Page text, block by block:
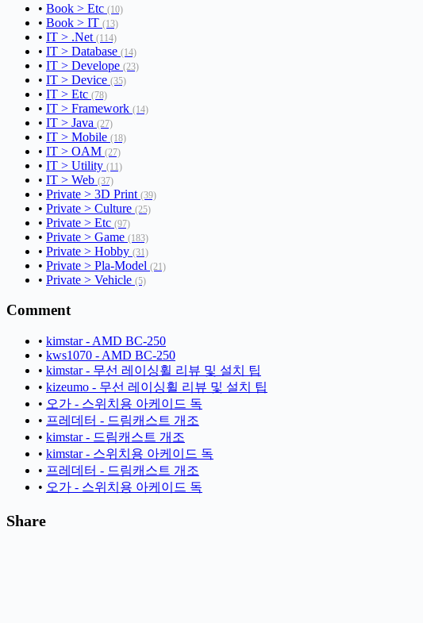
• Book > Etc (10)
• Book > IT (13)
• IT > .Net (114)
• IT > Database (14)
• IT > Develope (23)
• IT > Device (35)
• IT > Etc (78)
• IT > Framework (14)
• IT > Java (27)
• IT > Mobile (18)
• IT > OAM (27)
• IT > Utility (11)
• IT > Web (37)
• Private > 3D Print (39)
• Private > Culture (25)
• Private > Etc (97)
• Private > Game (183)
• Private > Hobby (31)
• Private > Pla-Model (21)
• Private > Vehicle (5)
Comment
• kimstar - AMD BC-250
• kws1070 - AMD BC-250
• kimstar - 무선 레이싱휠 리뷰 및 설치 팁
• kizeumo - 무선 레이싱휠 리뷰 및 설치 팁
• 오가 - 스위치용 아케이드 독
• 프레데터 - 드림캐스트 개조
• kimstar - 드림캐스트 개조
• kimstar - 스위치용 아케이드 독
• 프레데터 - 드림캐스트 개조
• 오가 - 스위치용 아케이드 독
Share